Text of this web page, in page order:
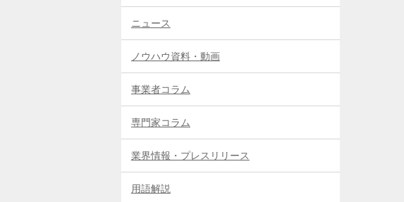
ニュース
ノウハウ資料・動画
事業者コラム
専門家コラム
業界情報・プレスリリース
用語解説